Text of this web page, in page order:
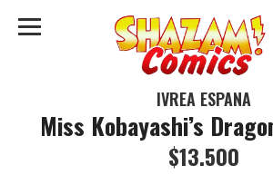
IVREA ESPAÑA
Miss Kobayashi’s
$13.500